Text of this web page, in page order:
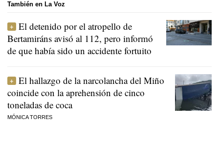
También en La Voz
El detenido por el atropello de
Bertamiráns avisó al 112, pero informó
de que había sido un accidente fortuito
El hallazgo de la narcolancha del Miño
coincide con la aprehensión de cinco
toneladas de coca
MÓNICA TORRES